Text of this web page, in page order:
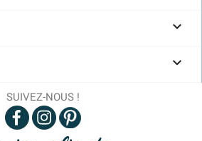


SUIVEZ-NOUS !